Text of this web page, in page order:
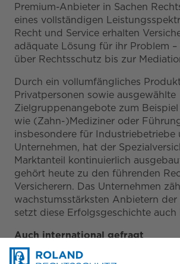
Premium-Anbieter in Sachen
eines vollständigen
Recht und Service erhalten
adäquate Lösung für ihr Problem
über Rechtsschutz bis zur
Durch ein vollumfängliches
Privatpersonen sowie ausgewählte
Zielgruppenangebote zum
wie (Zahn-)Mediziner oder
insbesondere für Industriebetriebe
Unternehmen, hat der
Marktanteil kontinuierlich
gehört heute zu den führenden
Versicherern. Das Unternehmen
wachstumsstärksten Anbietern der
setzt diese Erfolgsgeschichte
Auch international gefragt
Mit starken Vertriebspartnern